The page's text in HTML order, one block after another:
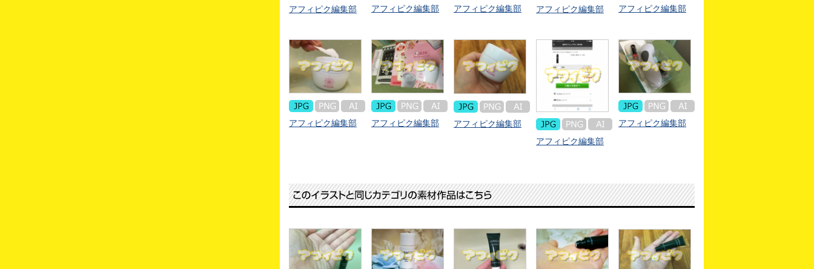
アフィピク編集部 アフィピク編集部 アフィピク編集部 アフィピク編集部 アフィピク編集部
アフィピク編集部 アフィピク編集部
アフィピク編集部
アフィピク編集部
アフィピク編集部